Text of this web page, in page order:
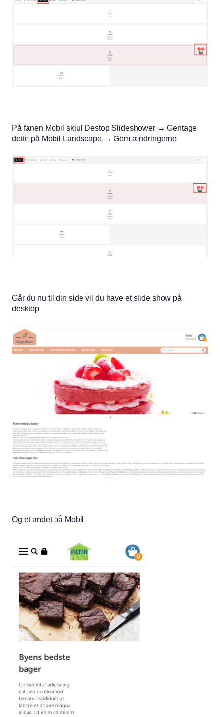
På fanen Mobil skjul Destop Slideshower → Gentage
dette på Mobil Landscape → Gem ændringerne
Går du nu til din side vil du have et slide show på
desktop
Og et andet på Mobil